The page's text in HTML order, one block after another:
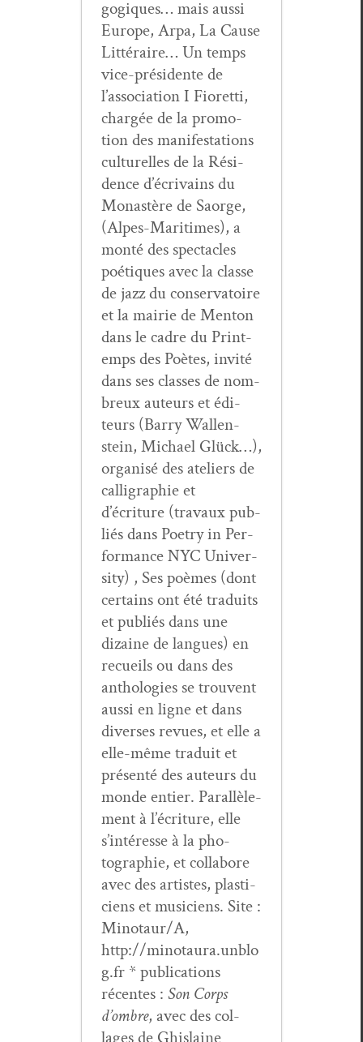
gogiques… mais aus­si
Europe, Arpa, La Cause
Lit­téraire… Un temps
vice-prési­dente de
l’association I Fioret­ti,
chargée de la pro­mo­
tion des man­i­fes­ta­tions
cul­turelles de la Rési­
dence d’écrivains du
Monastère de Saorge,
(Alpes-Mar­itimes), a
mon­té des spec­ta­cles
poé­tiques avec la classe
de jazz du con­ser­va­toire
et la mairie de Men­ton
dans le cadre du Print­
emps des Poètes, invité
dans ses class­es de nom­
breux auteurs et édi­
teurs (Bar­ry Wal­len­
stein, Michael Glück…),
organ­isé des ate­liers de
cal­ligra­phie et
d’écriture (travaux pub­
liés dans Poet­ry in Per­
for­mance NYC Uni­ver­
si­ty) , Ses poèmes (dont
cer­tains ont été traduits
et pub­liés dans une
dizaine de langues) en
recueils ou dans des
antholo­gies se trou­vent
aus­si en ligne et dans
divers­es revues, et elle a
elle-même traduit et
présen­té des auteurs du
monde entier. Par­al­lèle­
ment à l’écri­t­ure, elle
s’in­téresse à la pho­
togra­phie, et col­la­bore
avec des artistes, plas­ti­
ciens et musi­ciens. Site :
Minotaur/A,
http://minotaura.unblo
g.fr * pub­li­ca­tions
récentes : Son Corps
d’om­bre, avec des col­
lages de Ghis­laine